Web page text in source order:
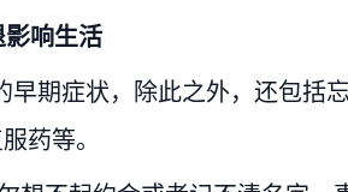
响生活
早期症状，除此之外，还包括
药等。